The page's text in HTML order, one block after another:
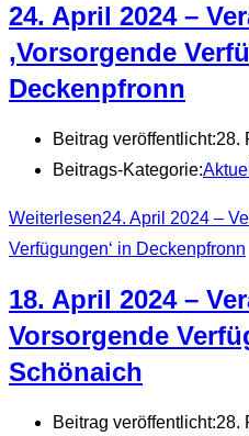
24. April 2024 –
‚Vorsorgende
Deckenpfronn
Beitrag veröffentlicht:28.
Beitrags-Kategorie:
Weiterlesen24. April 2024 –
Verfügungen‘ in Deckenpfronn
18. April 2024 –
Vorsorgende
Schönaich
Beitrag veröffentlicht:28.